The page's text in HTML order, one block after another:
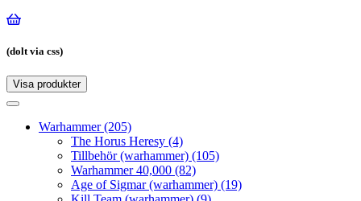
(dolt via css)
Visa produkter
Toggle
Toggle
navigationWarhammer(205)
The Horus Heresy (4)
Tillbehör (warhammer) (105)
Warhammer 40,000 (82)
Age of Sigmar (warhammer) (19)